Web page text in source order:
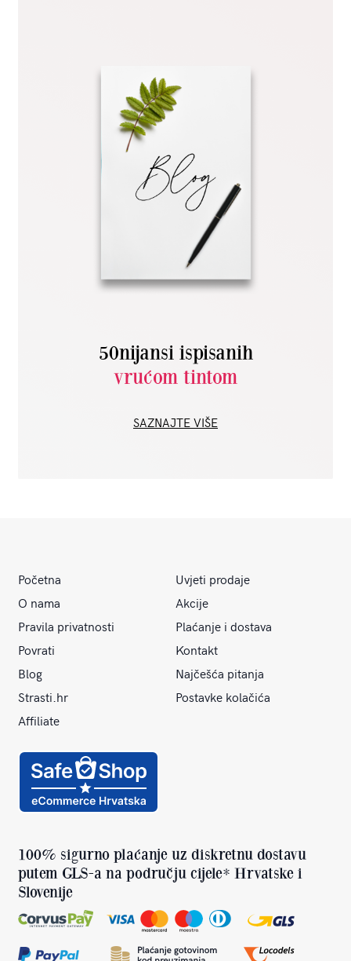
50nijansi ispisanih
vrućom tintom
SAZNAJTE VIŠE
Početna
Uvjeti prodaje
O nama
Akcije
Pravila privatnosti
Plaćanje i dostava
Povrati
Kontakt
Blog
Najčešća pitanja
Strasti.hr
Postavke kolačića
Affiliate
100% sigurno plaćanje uz diskretnu dostavu
putem GLS-a na području cijele* Hrvatske i
Slovenije